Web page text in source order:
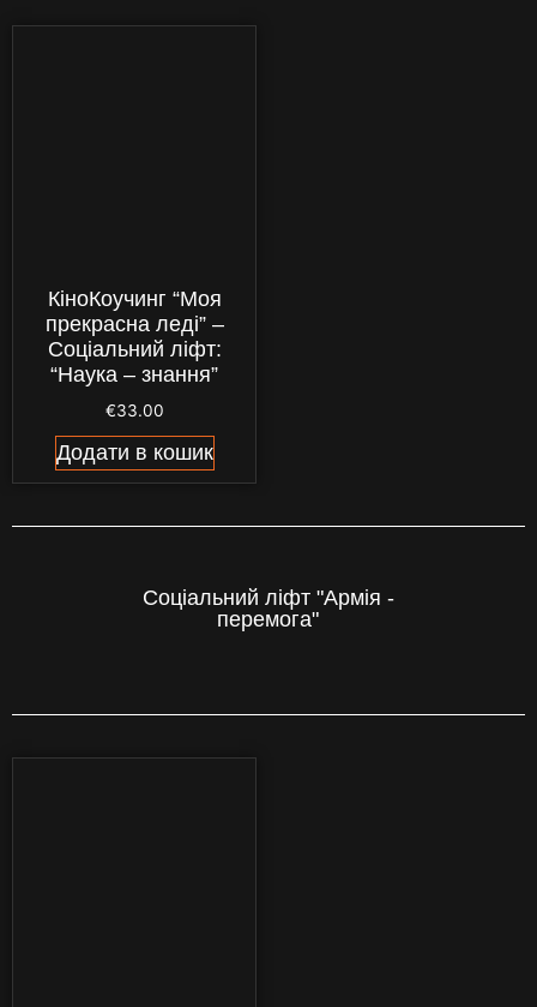
КіноКоучинг “Моя
прекрасна леді” –
Соціальний ліфт:
“Наука – знання”
€33.00
Додати в кошик
Соціальний ліфт "Армія -
перемога"